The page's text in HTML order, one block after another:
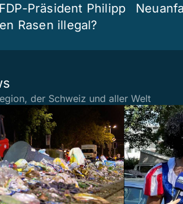
Präsident Philipp
Rasen illegal?
der Schweiz und aller Welt